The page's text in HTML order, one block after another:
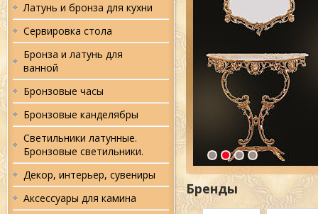
Латунь и бронза для кухни
Сервировка стола
Бронза и латунь для
ванной
Бронзовые часы
Бронзовые канделябры
Светильники латунные.
Бронзовые светильники.
Декор, интерьер, сувениры
Аксессуары для камина
Бренды